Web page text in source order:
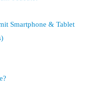
Smartphone & Tablet